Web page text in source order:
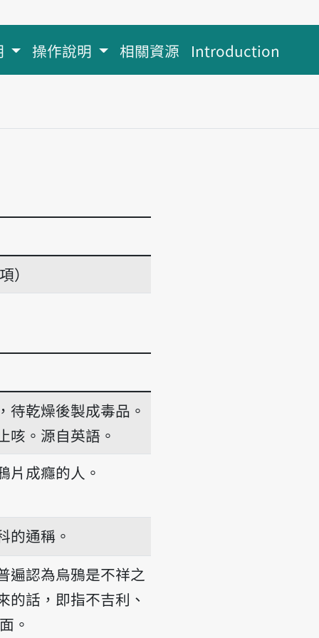
操作說明 相關資源 Introduction
）
待乾燥後製成毒品。
咳。源自英語。
片成癮的人。
的通稱。
遍認為烏鴉是不祥之
的話，即指不吉利、
。